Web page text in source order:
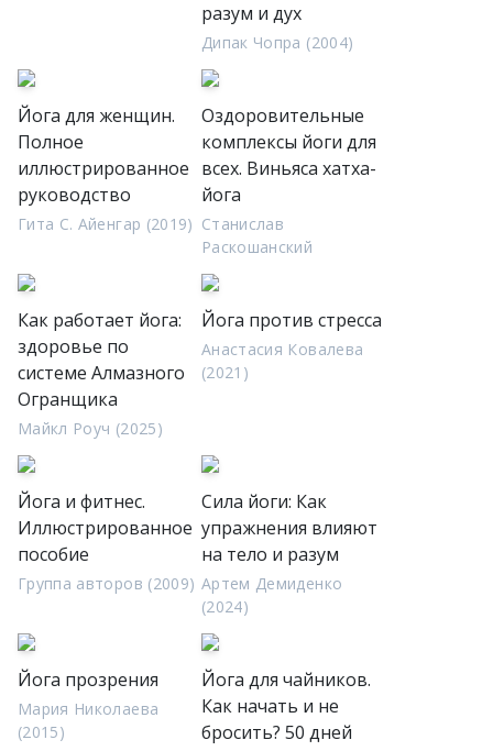
разум и дух
Дипак Чопра (2004)
Йога для женщин.
Полное
иллюстрированное
руководство
Гита С. Айенгар (2019)
Оздоровительные
комплексы йоги для
всех. Виньяса хатха-
йога
Станислав
Раскошанский
Как работает йога:
здоровье по
системе Алмазного
Огранщика
Майкл Роуч (2025)
Йога против стресса
Анастасия Ковалева
(2021)
Йога и фитнес.
Иллюстрированное
пособие
Группа авторов (2009)
Сила йоги: Как
упражнения влияют
на тело и разум
Артем Демиденко
(2024)
Йога прозрения
Мария Николаева
(2015)
Йога для чайников.
Как начать и не
бросить? 50 дней